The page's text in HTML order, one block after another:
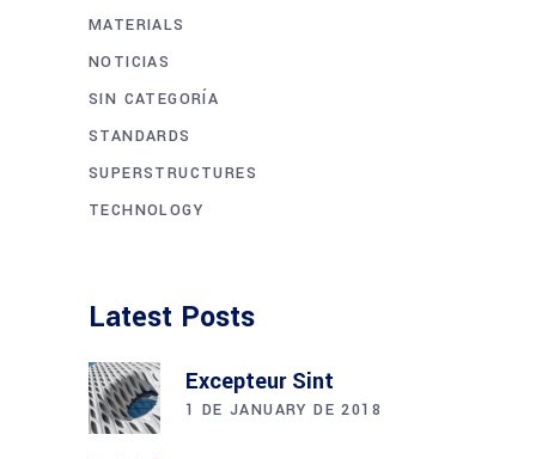
MATERIALS
NOTICIAS
SIN CATEGORÍA
STANDARDS
SUPERSTRUCTURES
TECHNOLOGY
Latest Posts
Excepteur Sint
1 DE JANUARY DE 2018